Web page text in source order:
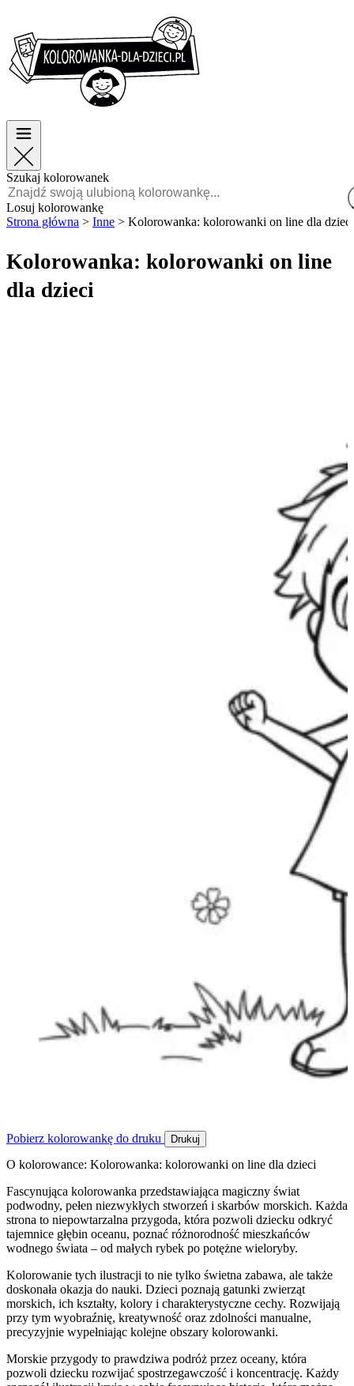
TOP kategorie
Dla chłopców
Dla dziewczynek
Polski
POLSKI
FRANÇAIS
MALAGASY
TOP kategorie
Dla chłopców
Dla dziewczynek
Szukaj kolorowanek
Losuj kolorowankę
Strona główna > Inne > Kolorowanka: kolorowanki on line dla dzieci
Kolorowanka: kolorowanki on line
dla dzieci
Pobierz kolorowankę do druku Drukuj
O kolorowance: Kolorowanka: kolorowanki on line dla dzieci
Fascynująca kolorowanka przedstawiająca magiczny świat
podwodny, pełen niezwykłych stworzeń i skarbów morskich. Każda
strona to niepowtarzalna przygoda, która pozwoli dziecku odkryć
tajemnice głębin oceanu, poznać różnorodność mieszkańców
wodnego świata – od małych rybek po potężne wieloryby.
Kolorowanie tych ilustracji to nie tylko świetna zabawa, ale także
doskonała okazja do nauki. Dzieci poznają gatunki zwierząt
morskich, ich kształty, kolory i charakterystyczne cechy. Rozwijają
przy tym wyobraźnię, kreatywność oraz zdolności manualne,
precyzyjnie wypełniając kolejne obszary kolorowanki.
Morskie przygody to prawdziwa podróż przez oceany, która
pozwoli dziecku rozwijać spostrzegawczość i koncentrację. Każdy